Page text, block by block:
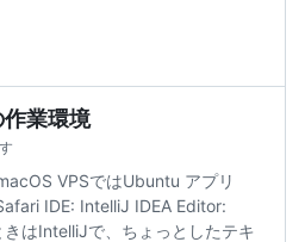
業環境
VPSではUbuntu アプリ
IDE: IntelliJ IDEA Editor:
はIntelliJで、ちょっとしたテキ